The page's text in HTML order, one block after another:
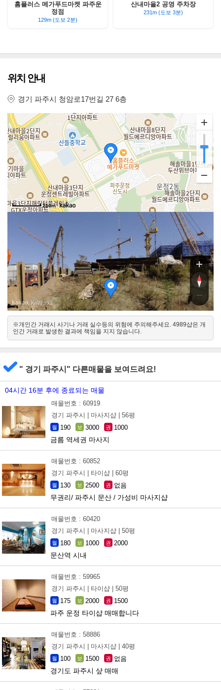
홈플러스 메가푸드마켓 파주운
정점
129m (도보 2분)
산내마을2 공영 주차장
231m (도보 3분)
위치 안내
경기 파주시 청암로17번길 27 6층
250m
북서
, KnWorks
※개인간 거래시 사기나 거래 실수등의 위험에 주의해주세요. 4989샵은 개
인간 거래로 발생한 결과에 책임을 지지 않습니다.
" 경기 파주시" 다른매물을 보여드려요!
04시간 16분 후에 종료되는 매물
매물번호 : 60919
경기 파주시 |
마사지샵 | 56평
월 190 보 3000 권 1000
금름 역세권 마사지
매물번호 : 60852
경기 파주시 |
타이샵 | 60평
월 130 보 2500 권 없음
무권리/ 파주시 문산 / 가성비 마사지샵
매물번호 : 60420
경기 파주시 |
마사지샵 | 50평
월 180 보 1000 권 2000
문산역 시내
매물번호 : 59965
경기 파주시 |
타이샵 | 50평
월 175 보 2000 권 1500
파주 운정 타이샵 매매합니다
매물번호 : 58886
경기 파주시 |
마사지샵 | 40평
월 100 보 1500 권 없음
경기도 파주시 샾 매매